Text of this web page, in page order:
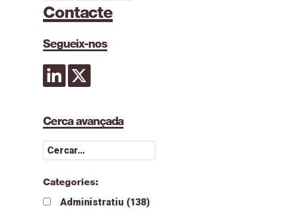
Contacte
Segueix-nos
Cerca avançada
Categories:
Administratiu (138)